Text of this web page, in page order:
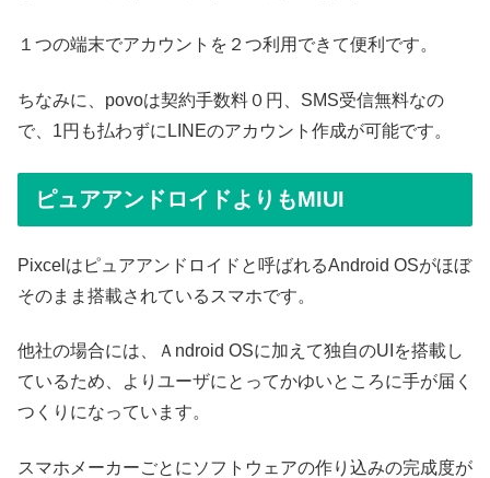
１つの端末でアカウントを２つ利用できて便利です。
ちなみに、povoは契約手数料０円、SMS受信無料なの
で、1円も払わずにLINEのアカウント作成が可能です。
ピュアアンドロイドよりもMIUI
Pixcelはピュアアンドロイドと呼ばれるAndroid OSがほぼ
そのまま搭載されているスマホです。
他社の場合には、Ａndroid OSに加えて独自のUIを搭載し
ているため、よりユーザにとってかゆいところに手が届く
つくりになっています。
スマホメーカーごとにソフトウェアの作り込みの完成度が